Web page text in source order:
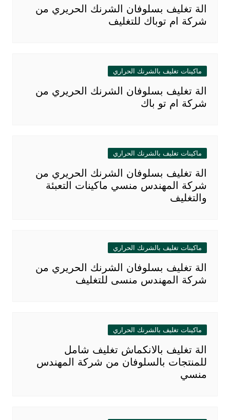
الة تغليف بسلوفان الشرنك الحريري من
شركة ام توباك للتغليف
ماكينات تغليف بالشرنك الحراري
الة تغليف بسلوفان الشرنك الحريري من
شركة ام تو باك
ماكينات تغليف بالشرنك الحراري
الة تغليف بسلوفان الشرنك الحريري من
شركة المهندس منسي ماكينات التعبئة
والتغليف
ماكينات تغليف بالشرنك الحراري
الة تغليف بسلوفان الشرنك الحريري من
شركة المهندس منسى للتغليف
ماكينات تغليف بالشرنك الحراري
الة تغليف بالانكماش تغليف شامل
للمنتجات بالسلوفان من شركة المهندس
منسي